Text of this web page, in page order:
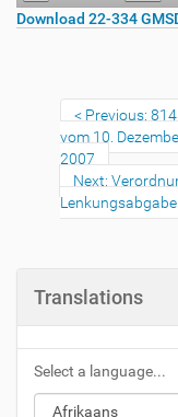
Download 22-334
Previous:
vom 10.
2007
Next:
Lenkungsabgabe
Translations
Select a language...